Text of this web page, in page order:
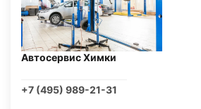
Автосервис Химки
+7 (495) 989-21-31